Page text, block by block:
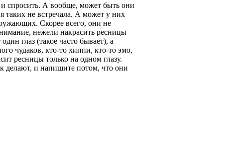
спросить. А вообще, может быть они
таких не встречала. А может у них
Скорее всего, они не
нежели накрасить ресницы
глаз (такое часто бывает), а
чудаков, кто-то хиппи, кто-то эмо,
ресницы только на одном глазу.
делают, и напишите потом, что они